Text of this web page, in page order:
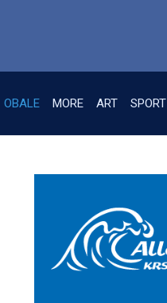
OBALE MORE ART SPORT